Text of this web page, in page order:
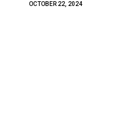
OCTOBER 22, 2024